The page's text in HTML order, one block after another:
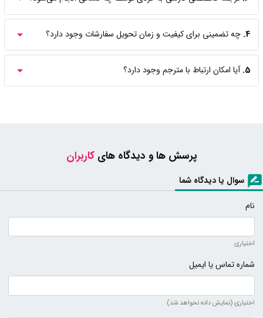
4. چه تضمینی برای کیفیت و زمان تحویل سفارشات وجود دارد؟
5. آیا امکان ارتباط با مترجم وجود دارد؟
پرسش ها و دیدگاه هایکاربران
سوال یا دیدگاه شما
نام
اختیاری
شماره تماس یا ایمیل
اختیاری (نمایش داده نخواهد شد)